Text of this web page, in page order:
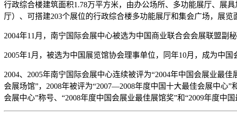
行政综合楼建筑面积1.78万平方米，由办公场所、多功能展厅、展
厅）、可搭建203个展位的行政综合楼多功能展厅和集会广场，展
2004年11月，南宁国际会展中心被选为中国商业联合会会展联盟副秘
2005年1月，被选为中国展览馆协会理事单位，同年10月，成为中
2004、2005年南宁国际会展中心连续被评为“2004年中国会展业最
会展场馆”，2008年被评为“2007—2008年度中国十大最佳会展中心
会展中心”称号、“2008年度中国会展业最佳展馆奖”和“2009年度中